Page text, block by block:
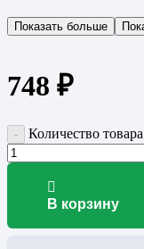
Показать больше
748 ₽
Количество
В корзину